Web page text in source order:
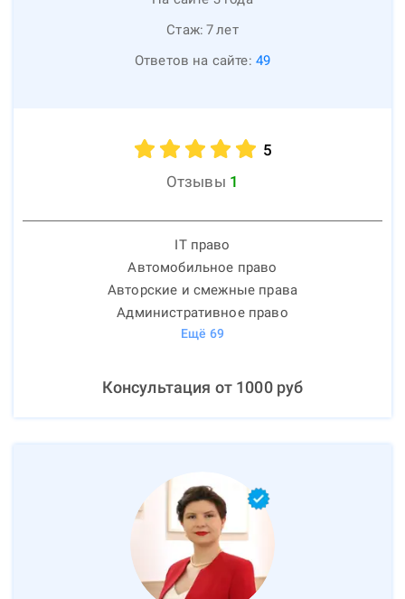
Стаж: 7лет
Ответов на сайте: 49
5
Отзывы 1
IT право
Автомобильное право
Авторские и смежные права
Административное право
Ещё 69
Консультация от 1000руб